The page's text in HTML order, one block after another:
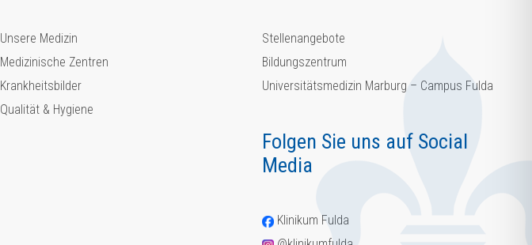
Unsere Medizin
Medizinische Zentren
Krankheitsbilder
Qualität & Hygiene
Stellenangebote
Bildungszentrum
Universitätsmedizin Marburg – Campus Fulda
Folgen Sie uns auf Social
Media
Klinikum Fulda